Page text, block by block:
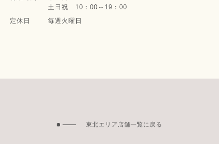
土日祝 10：00～19：00
定休日
毎週火曜日
東北エリア店舗一覧に戻る